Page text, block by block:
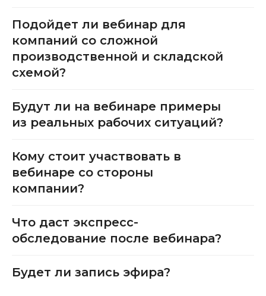
Подойдет ли вебинар для
компаний со сложной
производственной и складской
схемой?
Будут ли на вебинаре примеры
из реальных рабочих ситуаций?
Кому стоит участвовать в
вебинаре со стороны
компании?
Что даст экспресс-
обследование после вебинара?
Будет ли запись эфира?